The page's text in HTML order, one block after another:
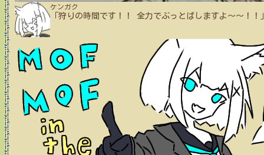
ケンガク
「狩りの時間です！！ 全力でぶっとばしますよ～～！！